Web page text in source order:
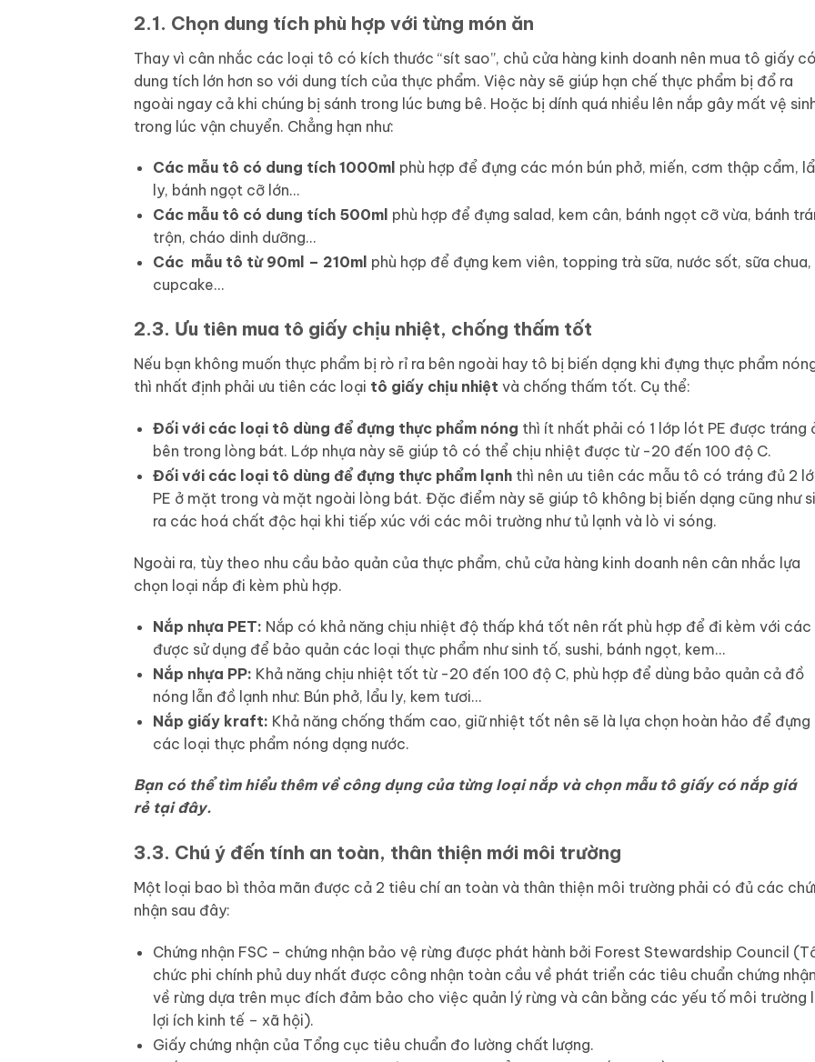
2.1. Chọn dung tích phù hợp với từng món ăn
Thay vì cân nhắc các loại tô có kích thước “sít sao”, chủ cửa hàng kinh doanh nên mua tô giấy có
dung tích lớn hơn so với dung tích của thực phẩm. Việc này sẽ giúp hạn chế thực phẩm bị đổ ra
ngoài ngay cả khi chúng bị sánh trong lúc bưng bê. Hoặc bị dính quá nhiều lên nắp gây mất vệ
trong lúc vận chuyển. Chẳng hạn như:
Các mẫu tô có dung tích 1000ml phù hợp để đựng các món bún phở, miến, cơm thập cẩm,
ly, bánh ngọt cỡ lớn…
Các mẫu tô có dung tích 500ml phù hợp để đựng salad, kem cân, bánh ngọt cỡ vừa, bánh
trộn, cháo dinh dưỡng…
Các mẫu tô từ 90ml – 210ml phù hợp để đựng kem viên, topping trà sữa, nước sốt, sữa chua,
cupcake…
2.3. Ưu tiên mua tô giấy chịu nhiệt, chống thấm tốt
Nếu bạn không muốn thực phẩm bị rò rỉ ra bên ngoài hay tô bị biến dạng khi đựng thực phẩm
thì nhất định phải ưu tiên các loại tô giấy chịu nhiệt và chống thấm tốt. Cụ thể:
Đối với các loại tô dùng để đựng thực phẩm nóng thì ít nhất phải có 1 lớp lót PE được tráng
bên trong lòng bát. Lớp nhựa này sẽ giúp tô có thể chịu nhiệt được từ -20 đến 100 độ C.
Đối với các loại tô dùng để đựng thực phẩm lạnhthì nên ưu tiên các mẫu tô có tráng đủ 2
PE ở mặt trong và mặt ngoài lòng bát. Đặc điểm này sẽ giúp tô không bị biến dạng cũng như
ra các hoá chất độc hại khi tiếp xúc với các môi trường như tủ lạnh và lò vi sóng.
Ngoài ra, tùy theo nhu cầu bảo quản của thực phẩm, chủ cửa hàng kinh doanh nên cân nhắc lựa
chọn loại nắp đi kèm phù hợp.
Nắp nhựa PET: Nắp có khả năng chịu nhiệt độ thấp khá tốt nên rất phù hợp để đi kèm với
được sử dụng để bảo quản các loại thực phẩm như sinh tố, sushi, bánh ngọt, kem…
Nắp nhựa PP: Khả năng chịu nhiệt tốt từ -20 đến 100 độ C, phù hợp để dùng bảo quản cả đồ
nóng lẫn đồ lạnh như: Bún phở, lẩu ly, kem tươi…
Nắp giấy kraft: Khả năng chống thấm cao, giữ nhiệt tốt nên sẽ là lựa chọn hoàn hảo để đựng
các loại thực phẩm nóng dạng nước.
Bạn có thể tìm hiểu thêm về công dụng của từng loại nắp và chọn mẫu tô giấy có nắp giá
rẻ tại đây.
3.3. Chú ý đến tính an toàn, thân thiện mới môi trường
Một loại bao bì thỏa mãn được cả 2 tiêu chí an toàn và thân thiện môi trường phải có đủ các
nhận sau đây:
Chứng nhận FSC – chứng nhận bảo vệ rừng được phát hành bởi Forest Stewardship Council
chức phi chính phủ duy nhất được công nhận toàn cầu về phát triển các tiêu chuẩn chứng nhận
về rừng dựa trên mục đích đảm bảo cho việc quản lý rừng và cân bằng các yếu tố môi trường
lợi ích kinh tế – xã hội).
Giấy chứng nhận của Tổng cục tiêu chuẩn đo lường chất lượng.